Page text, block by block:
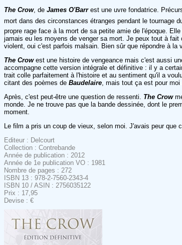
The Crow, de James O'Barrest une uvre fondatrice.
mort dans des circonstances étranges pendant le tournage
propre rage face à la mort de sa petite amie de l'époque.
jamais eu les moyens de venger sa mort. Je peux tout à
violent, oui c'est parfois malsain. Bien sûr que répondre à
The Crowest une histoire de vengeance mais c'est aussi
accompagne cette version intégrale et définitive : il y a
trait colle parfaitement à l'histoire et au sentiment qu'il a
citant des poèmes de Baudelaire , mais tout ça est pour
Après, c'est peut-être une question de ressenti. The Crow
monde. Je ne trouve pas que la bande dessinée, dont le
moment.
Le film a pris un coup de vieux, selon moi. J'avais peur
Editeur : Delcourt
Collection : Contrebande
Année de publication : 2012
Année de 1e publication VO : 1981
Nombre de pages : 272
ISBN 13 : 978-2-7560-2343-4
ISBN 10 / ASIN : 2756035122
Prix : 17,95
Devise : €